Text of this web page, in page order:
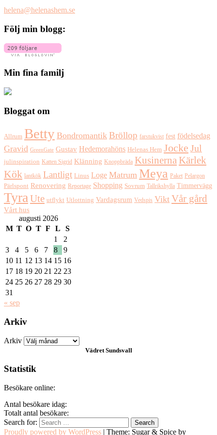
helena@helenashem.se
Följ min blogg:
Min fina familj
Bloggat om
Allrum Betty Bondromantik Bröllop farstukvist fest födelsedag
Gravid GreenGate Gustav Hedemorahöns Helenas Hem Jocke Jul
julinspiration Katten Sigrid Klänning Knoppbräda KusinernaKärlek
Kök lantkök Lantligt Linus Loge Matrum Meya Paket Pelargon
Pärlspont Renovering Reportage Shopping Sovrum Tallrikshylla Timmervägg
Tyra Ute utflykt Utlottning Vardagsrum Vedspis Vikt Vår gård
Vårt hus
augusti 2026
M T O T F L
S
1
2
3
4 5 6 7 8
9
10 11 12 13 14 15 16
17 18 19 20 21 22 23
24 25 26 27 28 29 30
31
« sep
Arkiv
Arkiv
VädretSundsvall
Statistik
Besökare online:
Antal besökare idag:
Totalt antal besökare:
Search for:
Proudly powered by WordPress | Theme: Sugar & Spice by